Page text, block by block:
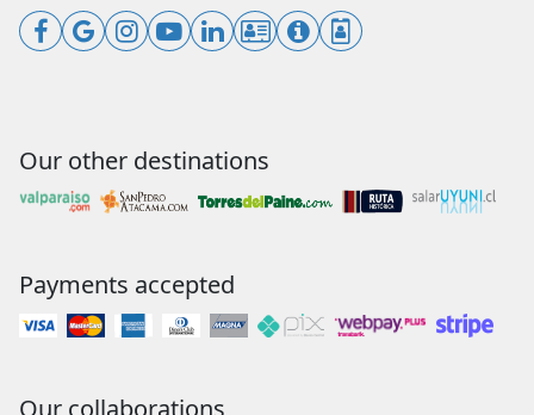
Our other destinations
Payments accepted
Our collaborations